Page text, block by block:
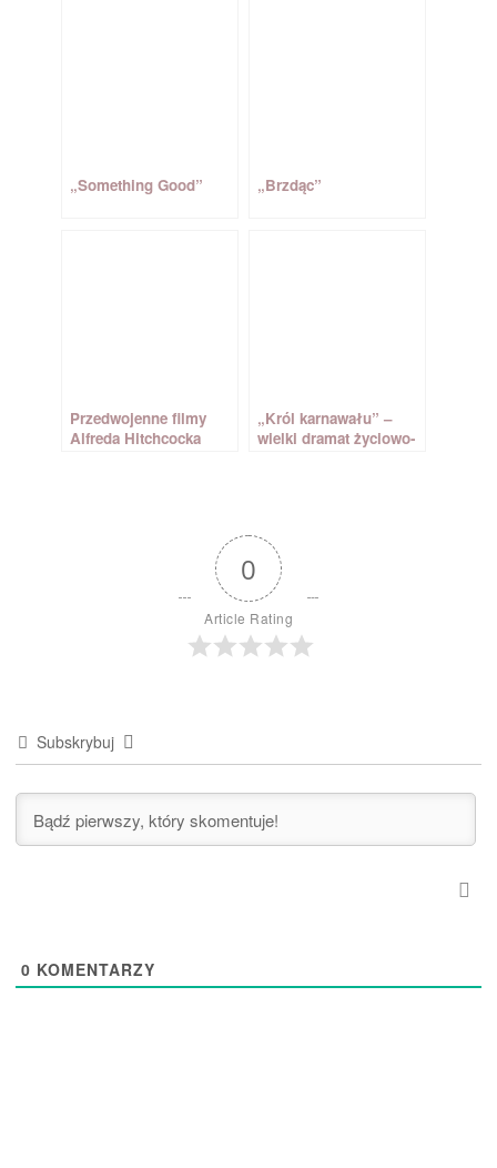
„Something Good” „Brzdąc”
Przedwojenne filmy
Alfreda Hitchcocka
„Król karnawału” –
wielki dramat życiowo-
0
Article Rating
Subskrybuj
0 KOMENTARZY